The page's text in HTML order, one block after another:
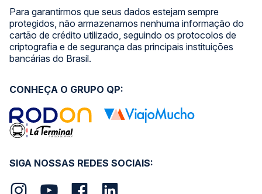
Para garantirmos que seus dados estejam sempre
protegidos, não armazenamos nenhuma informação do
cartão de crédito utilizado, seguindo os protocolos de
criptografia e de segurança das principais instituições
bancárias do Brasil.
SIGA NOSSAS REDES SOCIAIS:
CONHEÇA O GRUPO QP: